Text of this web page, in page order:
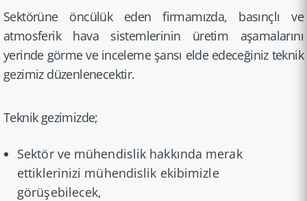
Sektörüne öncülük eden firmamızda, basınçlı ve
atmosferik hava sistemle­rinin üretim aşamalar­ını
yerinde görme ve inceleme şansı elde edeceğiniz teknik
gezimiz düzenlen­ecektir.
Teknik gezimizde;
Sektör ve mühendislik hakkında merak
ettiklerinizi mühendislik ekibimizle
görüşebilecek,